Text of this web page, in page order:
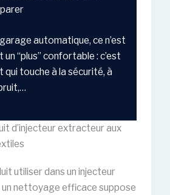
automatique, ce n’est
“plus” confortable : c’est
qui touche à la sécurité, à
d’injecteur extracteur aux
utiliser dans un injecteur
nettoyage efficace suppose